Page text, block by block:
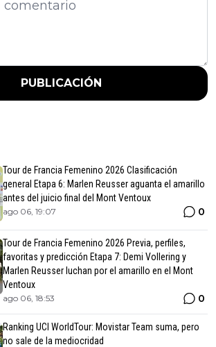
PUBLICACIÓN
Tour de Francia Femenino 2026 Clasificación
general Etapa 6: Marlen Reusser aguanta el amarillo
antes del juicio final del Mont Ventoux
ago 06, 19:07 0
Tour de Francia Femenino 2026 Previa, perfiles,
favoritas y predicción Etapa 7: Demi Vollering y
Marlen Reusser luchan por el amarillo en el Mont
Ventoux
ago 06, 18:53 0
Ranking UCI WorldTour: Movistar Team suma, pero
no sale de la mediocridad